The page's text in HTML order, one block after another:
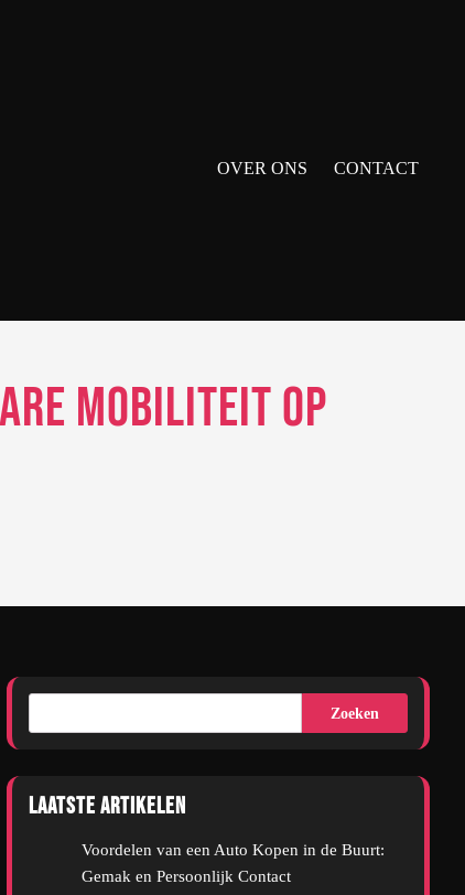
OVER ONS CONTACT
Mobiliteit op
Zoeken
Laatste artikelen
Voordelen van een Auto Kopen in de Buurt:
Gemak en Persoonlijk Contact